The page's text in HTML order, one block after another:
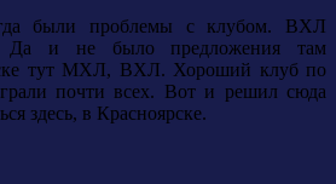
были проблемы с клубом. ВХЛ
Да и не было предложения там
тут МХЛ, ВХЛ. Хороший клуб по
почти всех. Вот и решил сюда
здесь, в Красноярске.